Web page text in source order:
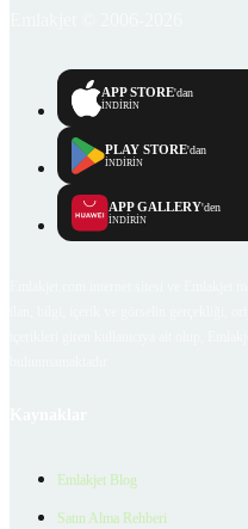
APP STORE'dan
İNDİRİN
PLAY STORE'dan
İNDİRİN
APP GALLERY'den
İNDİRİN
Emlakjet Blog
Satın Alma Rehberi